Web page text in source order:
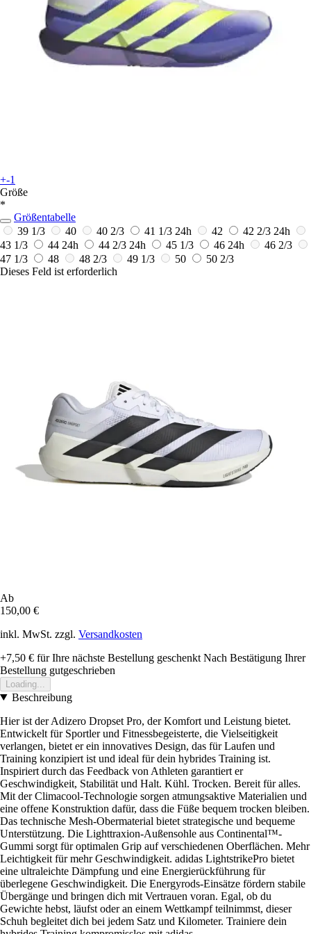
+-1
Größe
*
Größentabelle
39 1/3
40 40 2/3 41 1/3 24h 42 42 2/3 24h
43 1/3
44 24h 44 2/3 24h 45 1/3 46 24h
46 2/3
47 1/3
48 48 2/3 49 1/3 50
50 2/3
Dieses Feld ist erforderlich
Ab
150,00 €
inkl. MwSt. zzgl. Versandkosten
+7,50 € für Ihre nächste Bestellung geschenkt Nach Bestätigung Ihrer
Bestellung gutgeschrieben
Loading...
Beschreibung
Hier ist der Adizero Dropset Pro, der Komfort und Leistung bietet.
Entwickelt für Sportler und Fitnessbegeisterte, die Vielseitigkeit
verlangen, bietet er ein innovatives Design, das für Laufen und
Training konzipiert ist und ideal für dein hybrides Training ist.
Inspiriert durch das Feedback von Athleten garantiert er
Geschwindigkeit, Stabilität und Halt. Kühl. Trocken. Bereit für alles.
Mit der Climacool-Technologie sorgen atmungsaktive Materialien und
eine offene Konstruktion dafür, dass die Füße bequem trocken bleiben.
Das technische Mesh-Obermaterial bietet strategische und bequeme
Unterstützung. Die Lighttraxion-Außensohle aus Continental™-
Gummi sorgt für optimalen Grip auf verschiedenen Oberflächen. Mehr
Leichtigkeit für mehr Geschwindigkeit. adidas LightstrikePro bietet
eine ultraleichte Dämpfung und eine Energierückführung für
überlegene Geschwindigkeit. Die Energyrods-Einsätze fördern stabile
Übergänge und bringen dich mit Vertrauen voran. Egal, ob du
Gewichte hebst, läufst oder an einem Wettkampf teilnimmst, dieser
Schuh begleitet dich bei jedem Satz und Kilometer. Trainiere dein